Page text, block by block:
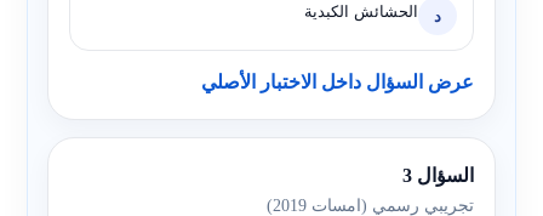
د الحشائش الكبدية
عرض السؤال داخل الاختبار الأصلي
السؤال 3
تجريبي رسمي (امسات 2019)